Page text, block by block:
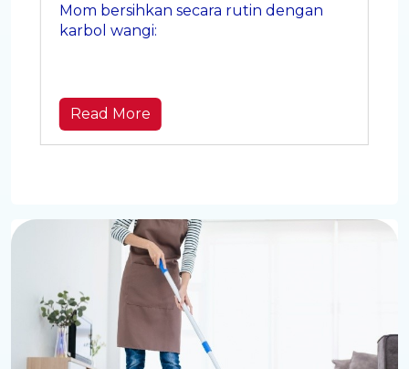
Mom bersihkan secara rutin dengan
karbol wangi:
Read More